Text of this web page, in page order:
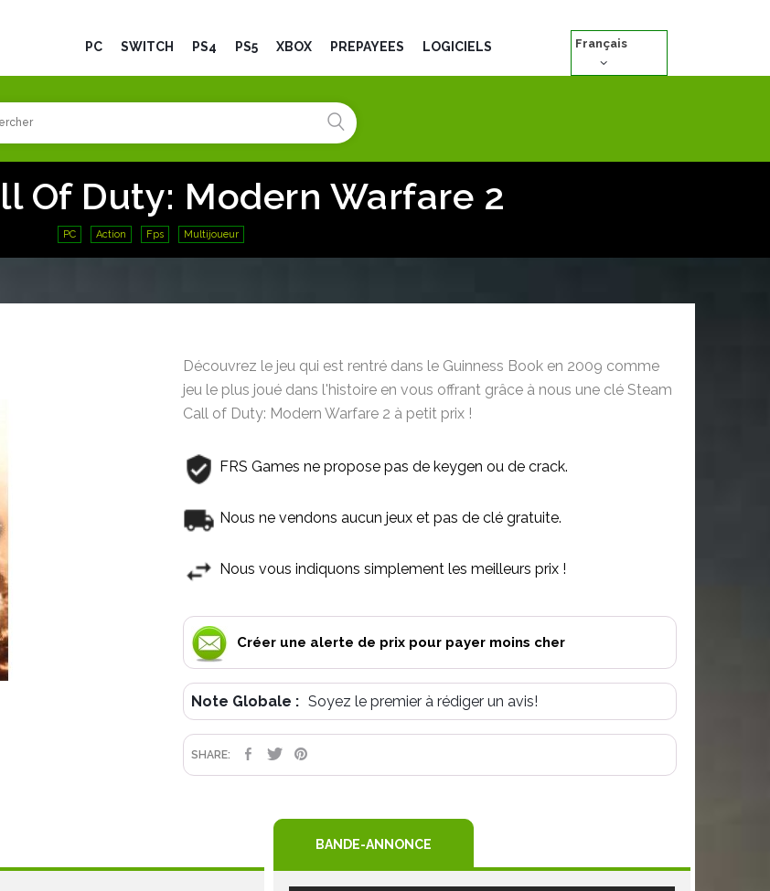
PC SWITCH PS4 PS5 XBOX PRÉPAYÉES LOGICIELS Français
Of Duty: Modern Warfare 2
PC Action Fps Multijoueur
Découvrez le jeu qui est rentré dans le Guinness Book en 2009 comme
jeu le plus joué dans l'histoire en vous offrant grâce à nous une clé Steam
Call of Duty: Modern Warfare 2 à petit prix !
FRS Games ne propose pas de keygen ou de crack.
Nous ne vendons aucun jeux et pas de clé gratuite.
Nous vous indiquons simplement les meilleurs prix !
Créer une alerte de prix pour payer moins cher
Note Globale : Soyez le premier à rédiger un avis!
SHARE: PARTAGER
TWEET
BANDE-ANNONCE